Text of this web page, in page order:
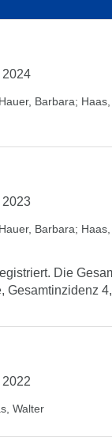
2024
Hauer, Barbara;
2023
Hauer, Barbara;
Die
Gesamtinzidenz
Walter